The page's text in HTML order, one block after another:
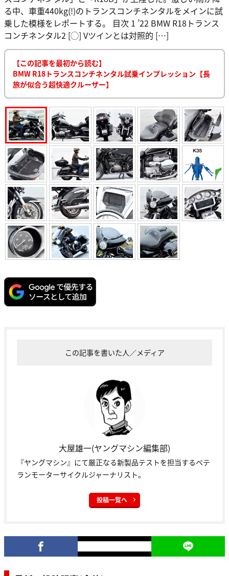
る中、車重440kg(!)のトランスコンチネンタルをメインに試
乗した模様をレポートする。 目次 1 ’22 BMW R18トランス
コンチネンタル2 [◯] Vツインとは対照的 […]
【この記事を最初から読む】
BMW R18トランスコンチネンタル試乗インプレッション【長
旅が似合う超快適クルーザー】
この記事を書いた人／メディア
大屋雄一(ヤングマシン編集部)
『ヤングマシン』にて厳正なる新製品テストを担当するベテ
ランモーターサイクルジャーナリスト。
投稿一覧へ